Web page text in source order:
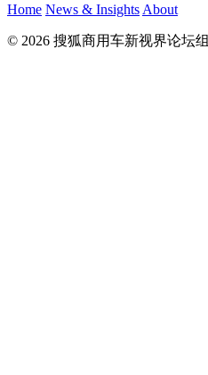
Home News & Insights About
© 2026 搜狐商用车新视界论坛